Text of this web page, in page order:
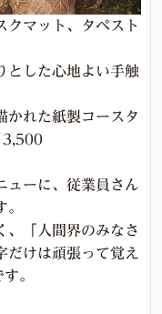
クマット、タペスト
とした心地よい手触
れた紙製コースタ
3,500
ューに、従業員さん
、「人間界のみなさ
だけは頑張って覚え
。